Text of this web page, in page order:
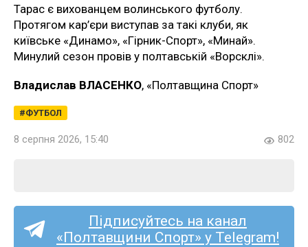
Тарас є вихованцем волинського футболу.
Протягом кар’єри виступав за такі клуби, як
київське «Динамо», «Гірник-Спорт», «Минай».
Минулий сезон провів у полтавській «Ворсклі».
Владислав ВЛАСЕНКО, «Полтавщина Спорт»
ФУТБОЛ
8 серпня 2026, 15:40 802
Підписуйтесь на канал
«Полтавщини Спорт» у Telegram!